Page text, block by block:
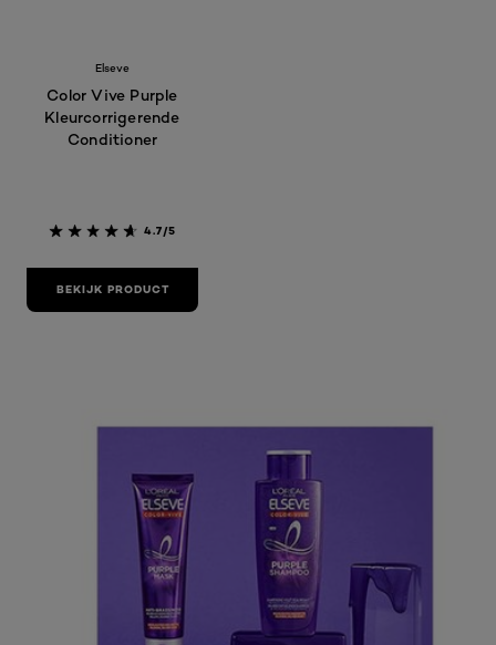
Elseve
Color Vive Purple
Kleurcorrigerende
Conditioner
4.7/5
BEKIJK PRODUCT